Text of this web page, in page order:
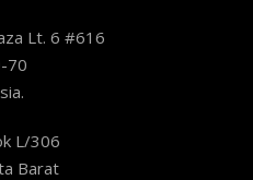
Lt. 6 #616
70
L/306
Barat